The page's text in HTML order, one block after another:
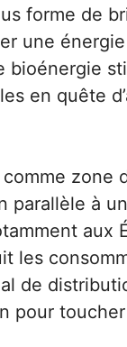
forme de
une
bioénergie
en quête
zone
parallèle à
aux
les
de
pour